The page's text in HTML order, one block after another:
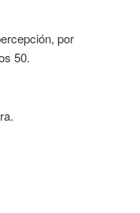
por
50.